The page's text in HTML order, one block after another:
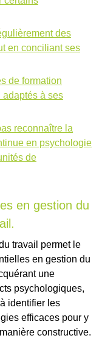
des
en conciliant ses
de formation
à ses
reconnaître la
en psychologie
de
en gestion du
travail permet le
en gestion du
une
psychologiques,
identifier les
efficaces pour y
constructive.